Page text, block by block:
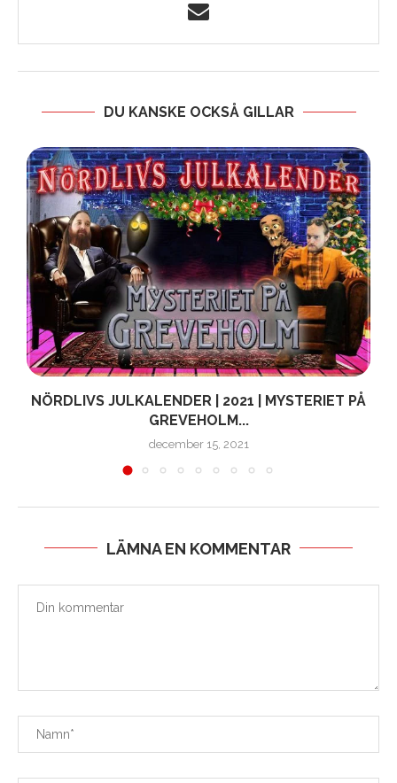
DU KANSKE OCKSÅ GILLAR
NÖRDLIVS JULKALENDER | 2021 | MYSTERIET PÅ
GREVEHOLM...
december 15, 2021
LÄMNA EN KOMMENTAR